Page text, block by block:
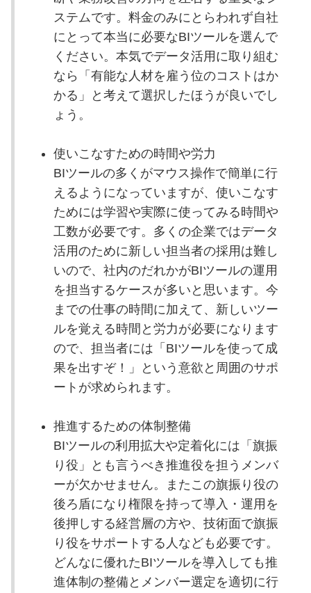
ステムです。料金のみにとらわれず自社
にとって本当に必要なBIツールを選んで
ください。本気でデータ活用に取り組む
なら「有能な人材を雇う位のコストはか
かる」と考えて選択したほうが良いでし
ょう。
使いこなすための時間や労力
BIツールの多くがマウス操作で簡単に行
えるようになっていますが、使いこなす
ためには学習や実際に使ってみる時間や
工数が必要です。多くの企業ではデータ
活用のために新しい担当者の採用は難し
いので、社内のだれかがBIツールの運用
を担当するケースが多いと思います。今
までの仕事の時間に加えて、新しいツー
ルを覚える時間と労力が必要になります
ので、担当者には「BIツールを使って成
果を出すぞ！」という意欲と周囲のサポ
ートが求められます。
推進するための体制整備
BIツールの利用拡大や定着化には「旗振
り役」とも言うべき推進役を担うメンバ
ーが欠かせません。またこの旗振り役の
後ろ盾になり権限を持って導入・運用を
後押しする経営層の方や、技術面で旗振
り役をサポートする人なども必要です。
どんなに優れたBIツールを導入しても推
進体制の整備とメンバー選定を適切に行